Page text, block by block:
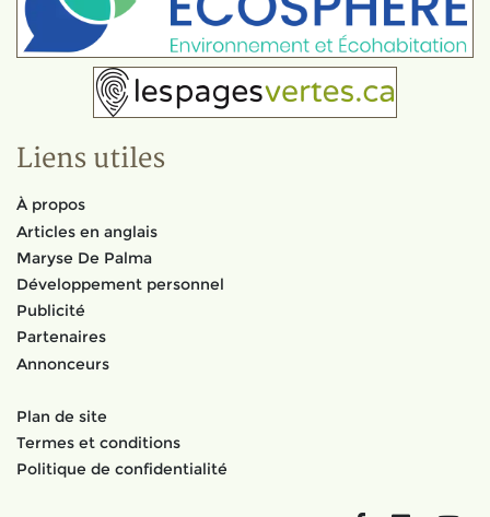
Liens utiles
À propos
Articles en anglais
Maryse De Palma
Développement personnel
Publicité
Partenaires
Annonceurs
Plan de site
Termes et conditions
Politique de confidentialité